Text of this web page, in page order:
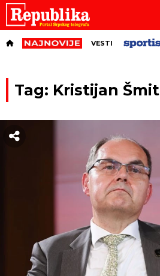
VESTI
Tag: Kristijan Šmit